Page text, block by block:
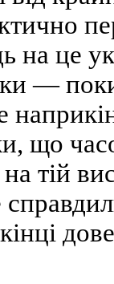
на це
—
що
тій